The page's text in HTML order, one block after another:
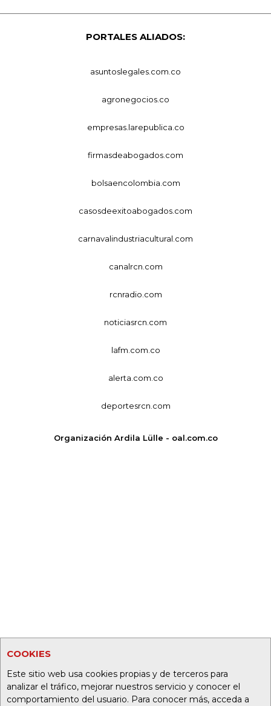
COOKIES
Este sitio web usa cookies propias y de terceros para
analizar el tráfico, mejorar nuestros servicio y conocer el
comportamiento del usuario. Para conocer más, acceda a
PORTALES ALIADOS:
asuntoslegales.com.co
agronegocios.co
empresas.larepublica.co
firmasdeabogados.com
bolsaencolombia.com
casosdeexitoabogados.com
carnavalindustriacultural.com
canalrcn.com
rcnradio.com
noticiasrcn.com
lafm.com.co
alerta.com.co
deportesrcn.com
Organización Ardila Lülle - oal.com.co